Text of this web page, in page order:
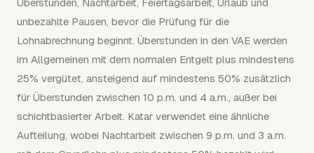
unbezahlte Pausen, bevor die Prüfung für die
Lohnabrechnung beginnt. Überstunden in den VAE werden
im Allgemeinen mit dem normalen Entgelt plus mindestens
25% vergütet, ansteigend auf mindestens 50% zusätzlich
für Überstunden zwischen 10 p.m. und 4 a.m., außer bei
schichtbasierter Arbeit. Katar verwendet eine ähnliche
Aufteilung, wobei Nachtarbeit zwischen 9 p.m. und 3 a.m.